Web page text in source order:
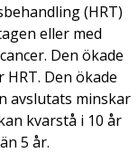
(HRT)
eller med
Den ökade
Den ökade
avslutats minskar
kvarstå i 10 år
5 år.